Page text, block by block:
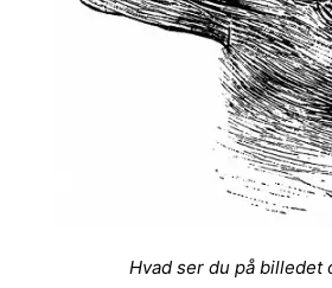
Hvad ser du på billedet